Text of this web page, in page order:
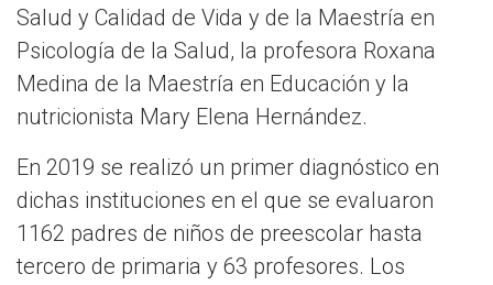
Salud y Calidad de Vida y de la Maestría en
Psicología de la Salud, la profesora Roxana
Medina de la Maestría en Educación y la
nutricionista Mary Elena Hernández.
En 2019 se realizó un primer diagnóstico en
dichas instituciones en el que se evaluaron
1162 padres de niños de preescolar hasta
tercero de primaria y 63 profesores. Los